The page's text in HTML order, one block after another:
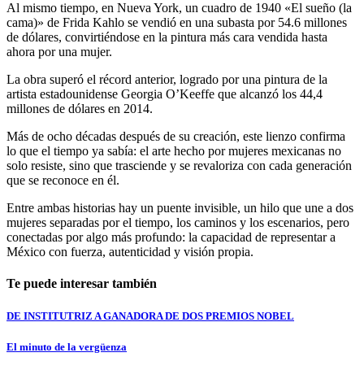
Al mismo tiempo, en Nueva York, un cuadro de 1940 «El sueño (la
cama)» de Frida Kahlo se vendió en una subasta por 54.6 millones
de dólares, convirtiéndose en la pintura más cara vendida hasta
ahora por una mujer.
La obra superó el récord anterior, logrado por una pintura de la
artista estadounidense Georgia O’Keeffe que alcanzó los 44,4
millones de dólares en 2014.
Más de ocho décadas después de su creación, este lienzo confirma
lo que el tiempo ya sabía: el arte hecho por mujeres mexicanas no
solo resiste, sino que trasciende y se revaloriza con cada generación
que se reconoce en él.
Entre ambas historias hay un puente invisible, un hilo que une a dos
mujeres separadas por el tiempo, los caminos y los escenarios, pero
conectadas por algo más profundo: la capacidad de representar a
México con fuerza, autenticidad y visión propia.
Te puede interesar también
DE INSTITUTRIZ A GANADORA DE DOS PREMIOS NOBEL
El minuto de la vergüenza